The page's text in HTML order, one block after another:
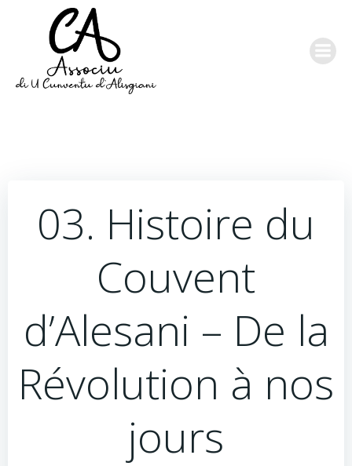
03. Histoire du
Couvent
d’Alesani – De la
Révolution à nos
jours